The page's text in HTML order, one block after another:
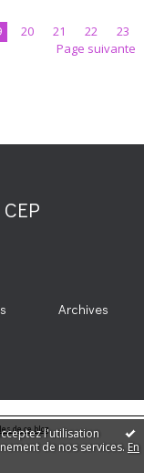
l'utilisation
de nos services. En
20 21 22
23
Page suivante
Archives
de ce blog